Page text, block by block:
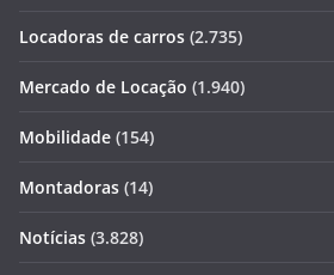
Locadoras de carros (2.735)
Mercado de Locação (1.940)
Mobilidade (154)
Montadoras (14)
Notícias (3.828)